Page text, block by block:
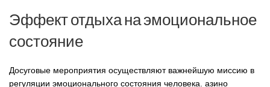
Эффект отдыха на эмоциональное
состояние
Досуговые мероприятия осуществляют важнейшую миссию в
регуляции эмоционального состояния человека. азино